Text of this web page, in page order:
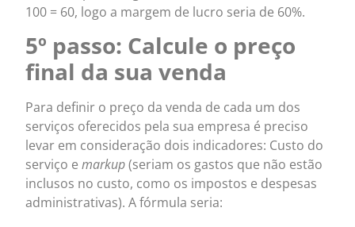
100 = 60, logo a margem de lucro seria de 60%.
5º passo: Calcule o preço
final da sua venda
Para definir o preço da venda de cada um dos
serviços oferecidos pela sua empresa é preciso
levar em consideração dois indicadores: Custo do
serviço emarkup(seriam os gastos que não estão
inclusos no custo, como os impostos e despesas
administrativas). A fórmula seria: